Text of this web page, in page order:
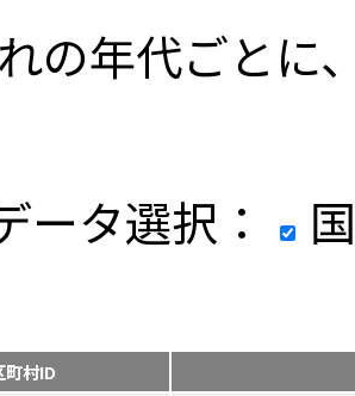
の年代ごとに
ータ選択：
町村ID